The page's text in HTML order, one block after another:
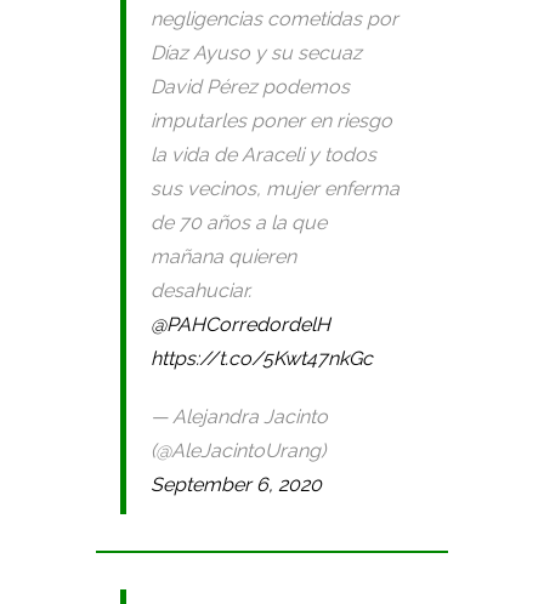
negligencias cometidas por
Díaz Ayuso y su secuaz
David Pérez podemos
imputarles poner en riesgo
la vida de Araceli y todos
sus vecinos, mujer enferma
de 70 años a la que
mañana quieren
desahuciar.
@PAHCorredordelH
https://t.co/5Kwt47nkGc
— Alejandra Jacinto
(@AleJacintoUrang)
September 6, 2020